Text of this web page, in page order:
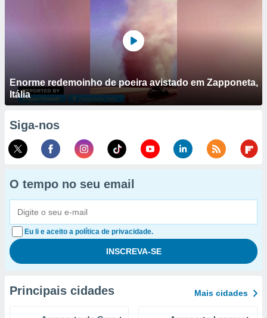
Enorme redemoinho de poeira avistado em Zapponeta,
Itália
Siga-nos
O tempo no seu email
Eu li e aceito a política de privacidade.
Principais cidades Mais cidades